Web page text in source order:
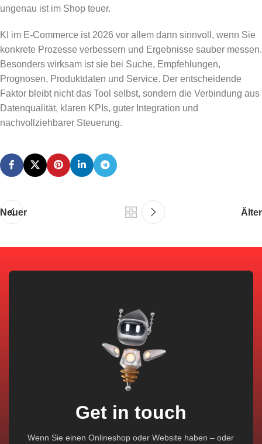
ungenau ist im Shop teuer.
KI im E-Commerce ist 2026 vor allem dann sinnvoll, wenn Sie
konkrete Prozesse verbessern und Ergebnisse sauber messen.
Besonders wirksam ist sie bei Suche, Empfehlungen,
Prognosen, Produktdaten und Service. Der entscheidende
Faktor bleibt nicht das Tool selbst, sondern die Verbindung aus
Datenqualität, klaren KPIs, guter Integration und
nachvollziehbarer Steuerung.
Neuer Älter
Get in touch
Wenn Sie einen Onlineshop oder Website haben – oder